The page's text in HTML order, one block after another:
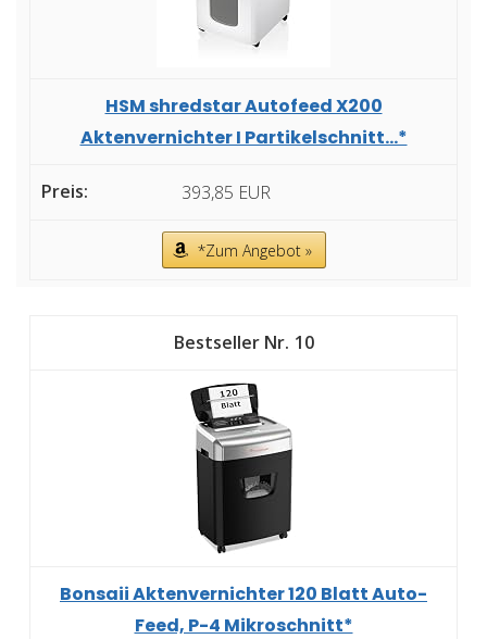
HSM shredstar Autofeed X200
Aktenvernichter I Partikelschnitt...*
393,85 EUR
*Zum Angebot »
10
Bonsaii Aktenvernichter 120 Blatt Auto-
Feed, P-4 Mikroschnitt*